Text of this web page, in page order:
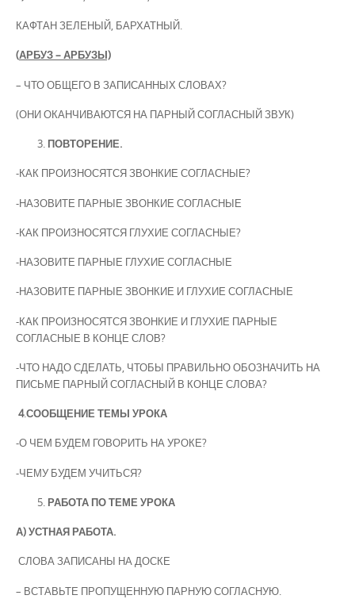
КАФТАН ЗЕЛЕНЫЙ, БАРХАТНЫЙ.
(АРБУЗ – АРБУЗЫ)
– ЧТО ОБЩЕГО В ЗАПИСАННЫХ СЛОВАХ?
(ОНИ ОКАНЧИВАЮТСЯ НА ПАРНЫЙ СОГЛАСНЫЙ ЗВУК)
ПОВТОРЕНИЕ.
-КАК ПРОИЗНОСЯТСЯ ЗВОНКИЕ СОГЛАСНЫЕ?
-НАЗОВИТЕ ПАРНЫЕ ЗВОНКИЕ СОГЛАСНЫЕ
-КАК ПРОИЗНОСЯТСЯ ГЛУХИЕ СОГЛАСНЫЕ?
-НАЗОВИТЕ ПАРНЫЕ ГЛУХИЕ СОГЛАСНЫЕ
-НАЗОВИТЕ ПАРНЫЕ ЗВОНКИЕ И ГЛУХИЕ СОГЛАСНЫЕ
-КАК ПРОИЗНОСЯТСЯ ЗВОНКИЕ И ГЛУХИЕ ПАРНЫЕ
СОГЛАСНЫЕ В КОНЦЕ СЛОВ?
-ЧТО НАДО СДЕЛАТЬ, ЧТОБЫ ПРАВИЛЬНО ОБОЗНАЧИТЬ НА
ПИСЬМЕ ПАРНЫЙ СОГЛАСНЫЙ В КОНЦЕ СЛОВА?
4.СООБЩЕНИЕ ТЕМЫ УРОКА
-О ЧЕМ БУДЕМ ГОВОРИТЬ НА УРОКЕ?
-ЧЕМУ БУДЕМ УЧИТЬСЯ?
РАБОТА ПО ТЕМЕ УРОКА
А) УСТНАЯ РАБОТА.
СЛОВА ЗАПИСАНЫ НА ДОСКЕ
– ВСТАВЬТЕ ПРОПУЩЕННУЮ ПАРНУЮ СОГЛАСНУЮ.